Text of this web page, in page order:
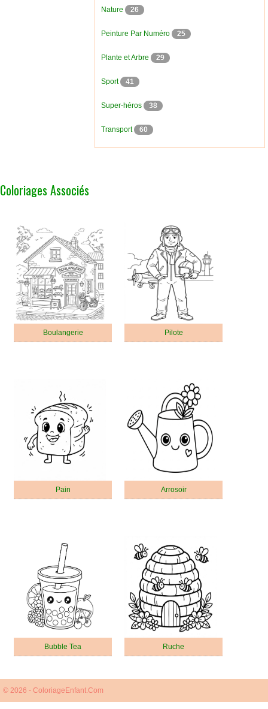
Nature 26
Peinture Par Numéro 25
Plante et Arbre 29
Sport 41
Super-héros 38
Transport 60
Coloriages Associés
Boulangerie Pilote
Pain Arrosoir
Bubble Tea Ruche
© 2026 - ColoriageEnfant.Com